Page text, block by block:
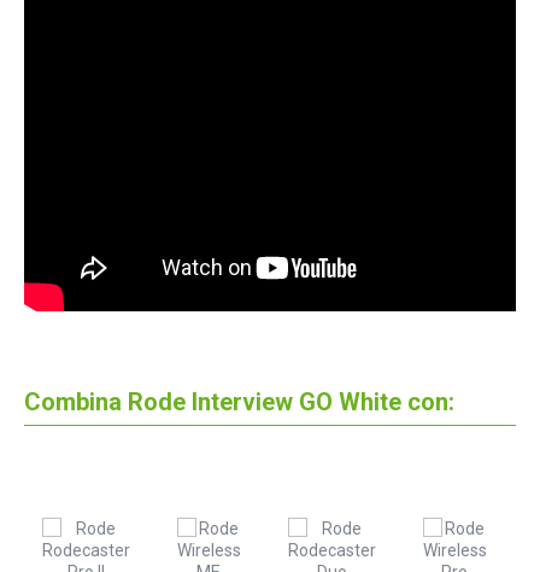
Combina Rode Interview GO White con: